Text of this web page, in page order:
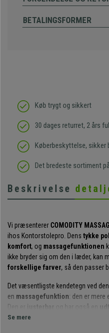
BETALINGSFORMER
Køb trygt og sikkert
30 dages returret, 2 års
Køberbeskyttelse, sikker
Det bredeste sortiment
Beskrivelse
Vi præsenterer COMODITY
ihos Kontorstolepro. Dens tykke
komfort, og massagefunktionen
ikke bryder sig om den i læder, kan
forskellige farver, så den passer
Det væsentligste kendetegn ved
en massagefunktion: den er mere
Den er justerbar og har også en
sjælden funktion i kontorstole, som
Se mere